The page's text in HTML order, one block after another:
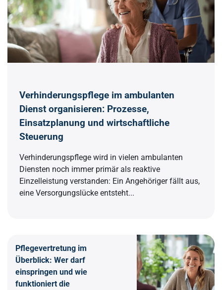
Verhinderungspflege im ambulanten
Dienst organisieren: Prozesse,
Einsatzplanung und wirtschaftliche
Steuerung
Verhinderungspflege wird in vielen ambulanten
Diensten noch immer primär als reaktive
Einzelleistung verstanden: Ein Angehöriger fällt aus,
eine Versorgungslücke entsteht...
Pflegevertretung im
Überblick: Wer darf
einspringen und wie
funktioniert die